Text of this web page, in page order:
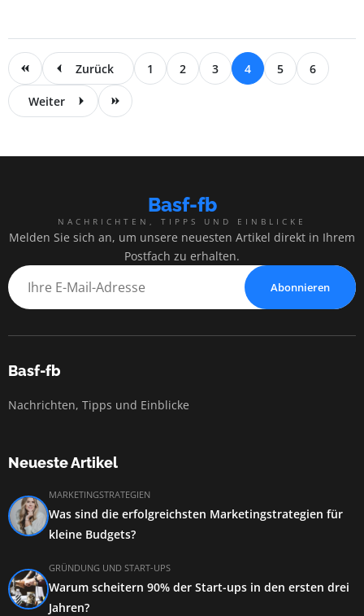
Zurück 1 2 3 4 5 6
Weiter
Basf-fb
NACHRICHTEN, TIPPS UND EINBLICKE
Melden Sie sich an, um unsere neuesten Artikel direkt in Ihrem
Postfach zu erhalten.
Abonnieren
Basf-fb
Nachrichten, Tipps und Einblicke
Neueste Artikel
MARKETINGSTRATEGIEN
Was sind die erfolgreichsten Marketingstrategien für
kleine Budgets?
GRÜNDUNG UND START-UPS
Warum scheitern 90% der Start-ups in den ersten drei
Jahren?